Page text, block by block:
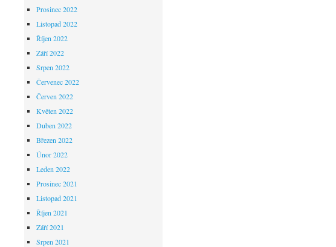
Prosinec 2022
Listopad 2022
Říjen 2022
Září 2022
Srpen 2022
Červenec 2022
Červen 2022
Květen 2022
Duben 2022
Březen 2022
Únor 2022
Leden 2022
Prosinec 2021
Listopad 2021
Říjen 2021
Září 2021
Srpen 2021